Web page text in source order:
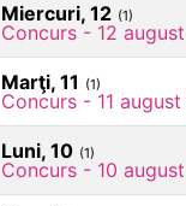
Miercuri, 12 (1)
Concurs - 12
Marţi, 11 (1)
Concurs - 11 august
Luni, 10 (1)
Concurs - 10